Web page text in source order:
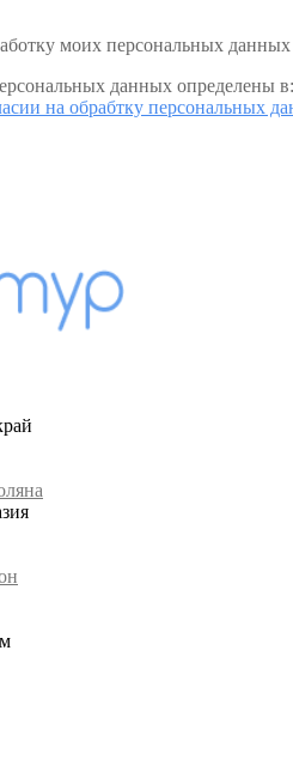
моих персональных данных
данных определены
на обрабтку персональных